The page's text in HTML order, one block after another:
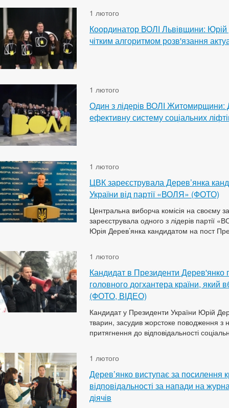
1 лютого
Координатор ВОЛІ Львівщини:
чітким алгоритмом розв'язання
1 лютого
Один з лідерів ВОЛІ Житомирщини:
ефективну систему соціальних
1 лютого
ЦВК зареєструвала Дерев’янка
України від партії «ВОЛЯ» (ФОТО)
Центральна виборча комісія на своєму
зареєструвала одного з лідерів партії
Юрія Дерев’янка кандидатом на пост
1 лютого
Кандидат в Президенти Дерев'янко
головного догхантера країни, який
(ФОТО, ВІДЕО)
Кандидат у Президенти України Юрій
тварин, засудив жорстоке поводження з
притягнення до відповідальності
1 лютого
Дерев’янко виступає за посилення
відповідальності за напади на
діячів